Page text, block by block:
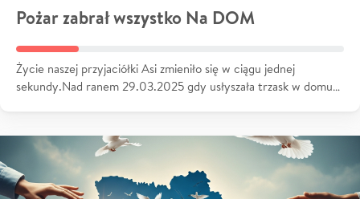
Pożar zabrał wszystko Na DOM
Życie naszej przyjaciółki Asi zmieniło się w ciągu jednej
sekundy.Nad ranem 29.03.2025 gdy usłyszała trzask w domu…